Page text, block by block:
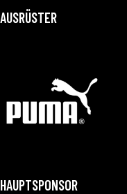
AUSRÜSTER
HAUPTSPONSOR